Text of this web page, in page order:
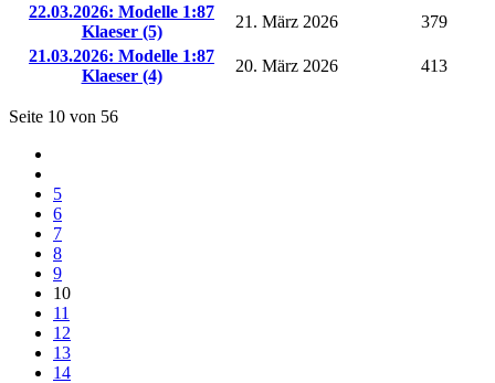
22.03.2026: Modelle 1:87
Klaeser (5)
21. März 2026
379
21.03.2026: Modelle 1:87
Klaeser (4)
20. März 2026 413
Seite 10 von 56
5
6
7
8
9
10
11
12
13
14